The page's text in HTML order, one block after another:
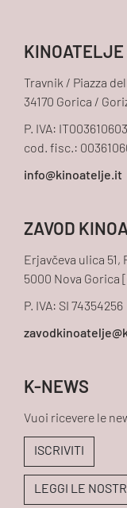
KINOATELJE
Travnik / Piazza
34170 Gorica /
P. IVA:
cod. fisc.:
ZAVOD
Erjavčeva ulica 51,
5000 Nova Gorica
P. IVA: SI 74354256
K-NEWS
Vuoi ricevere le
ISCRIVITI
LEGGI LE